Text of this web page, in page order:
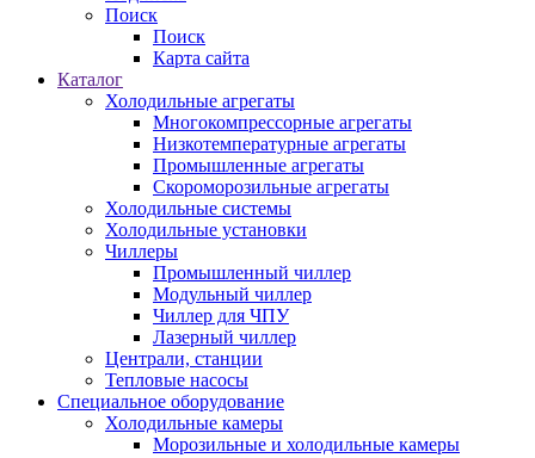
Поиск
Поиск
Карта сайта
Каталог
Холодильные агрегаты
Многокомпрессорные агрегаты
Низкотемпературные агрегаты
Промышленные агрегаты
Скороморозильные агрегаты
Холодильные системы
Холодильные установки
Чиллеры
Промышленный чиллер
Модульный чиллер
Чиллер для ЧПУ
Лазерный чиллер
Централи, станции
Тепловые насосы
Специальное оборудование
Холодильные камеры
Морозильные и холодильные камеры